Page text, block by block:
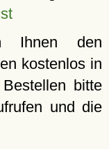
Ihnen den
kostenlos in
bitte
und die